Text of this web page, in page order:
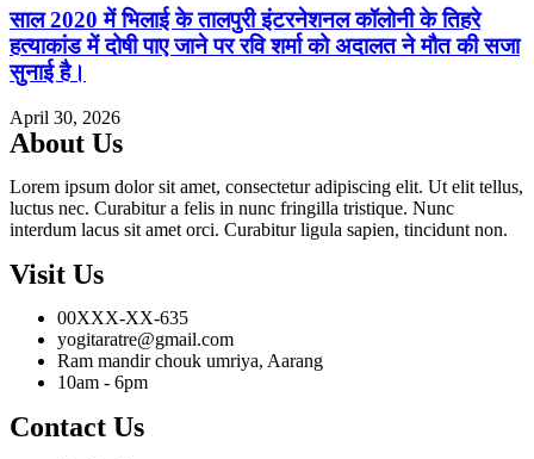
साल 2020 में भिलाई के तालपुरी इंटरनेशनल कॉलोनी के तिहरे
हत्याकांड में दोषी पाए जाने पर रवि शर्मा को अदालत ने मौत की सजा
सुनाई है।
April 30, 2026
About Us
Lorem ipsum dolor sit amet, consectetur adipiscing elit. Ut elit tellus,
luctus nec. Curabitur a felis in nunc fringilla tristique. Nunc
interdum lacus sit amet orci. Curabitur ligula sapien, tincidunt non.
Visit Us
00XXX-XX-635
yogitaratre@gmail.com
Ram mandir chouk umriya, Aarang
10am - 6pm
Contact Us